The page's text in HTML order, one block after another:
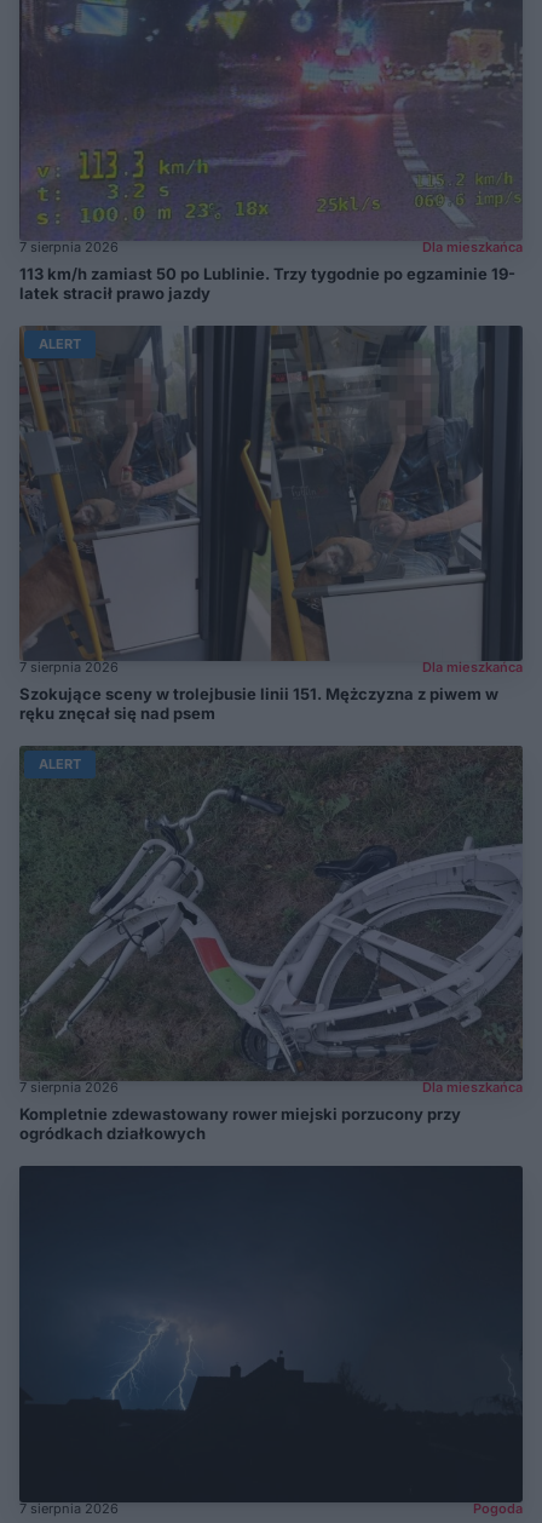
7 sierpnia 2026 Dla mieszkańca
113 km/h zamiast 50 po Lublinie. Trzy tygodnie po egzaminie 19-
latek stracił prawo jazdy
ALERT
7 sierpnia 2026 Dla mieszkańca
Szokujące sceny w trolejbusie linii 151. Mężczyzna z piwem w
ręku znęcał się nad psem
ALERT
7 sierpnia 2026 Dla mieszkańca
Kompletnie zdewastowany rower miejski porzucony przy
ogródkach działkowych
7 sierpnia 2026 Pogoda